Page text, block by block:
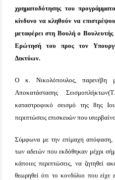
χρηματοδότησης του
κίνδυνο να κληθούν να
μεταφέρει στη Βουλή ο Βουλευτής
Ερώτησή του προς τον
Δικτύων.
Ο κ. Νικολόπουλος, παρενέβη
Αποκατάστασης
καταστροφικό σεισμό της 8ης
περιπτώσεις επισκευών που
Σύμφωνα με την επίμαχη απόφαση,
των αδειών που εκδόθηκαν μέχρι
κάποιες περιπτώσεις, να ζητηθεί
θεωρηθεί ότι το κονδύλιο που